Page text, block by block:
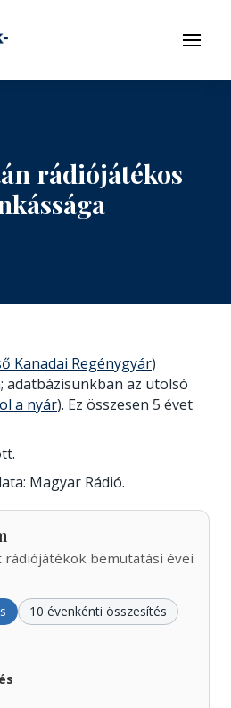
Menü
rádiójátékos
Kanadai Regénygyár)
az utolsó
a nyár). Ez összesen 5 évet
Magyar Rádió.
bemutatási évei
10 évenkénti összesítés